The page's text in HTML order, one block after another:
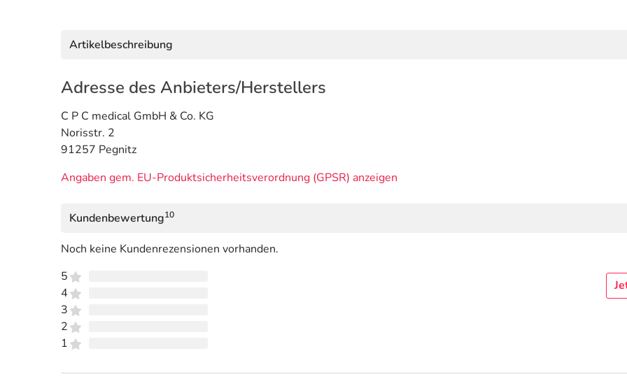
Artikelbeschreibung
Adresse des Anbieters/Herstellers
C P C medical GmbH & Co. KG
Norisstr. 2
91257 Pegnitz
Angaben gem. EU-Produktsicherheitsverordnung (GPSR) anzeigen
Kundenbewertung10
Noch keine Kundenrezensionen vorhanden.
5
4
3
2
1